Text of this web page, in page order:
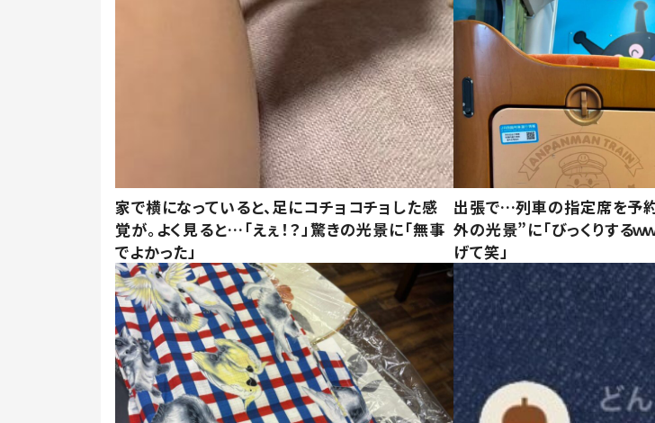
家で横になっていると、足にコチョコチョした感
覚が。よく見ると…「えぇ！？」驚きの光景に「無事
でよかった」
出張で…列車の指定席を予
外の光景”に「びっくりするｗ
げて笑」